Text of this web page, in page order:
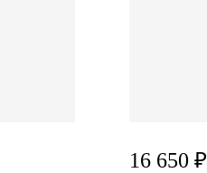
16 650 ₽